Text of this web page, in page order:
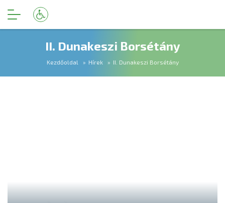
II. Dunakeszi Borsétány
Kezdőoldal Hírek II. Dunakeszi Borsétány